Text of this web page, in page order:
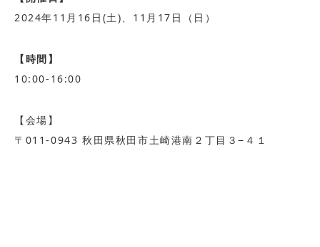
2024年11月16日(土)、11月17日（日）
【時間】
10:00-16:00
【会場】
〒011-0943 秋田県秋田市土崎港南２丁目３−４１